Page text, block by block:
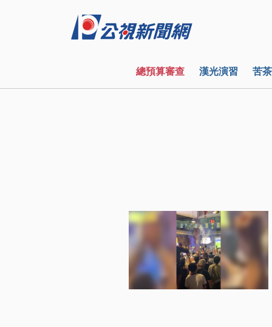
總預算審查 漢光演習 苦